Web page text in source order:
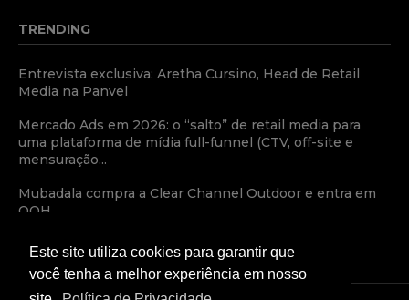
TRENDING
Entrevista exclusiva: Aretha Cursino, Head de Retail
Media na Panvel
Mercado Ads em 2026: o “salto” de retail media para
uma plataforma de mídia full-funnel (CTV, off-site e
mensuração...
Mubadala compra a Clear Channel Outdoor e entra em
OOH
Este site utiliza cookies para garantir que
você tenha a melhor experiência em nosso